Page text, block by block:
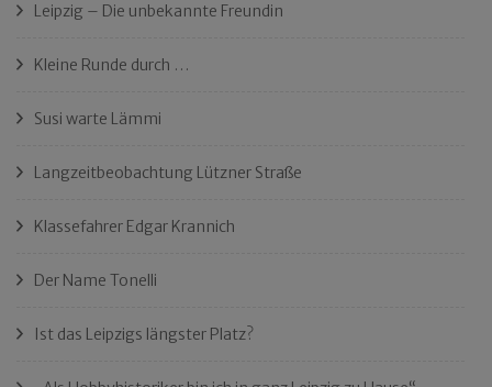
Leipzig – Die unbekannte Freundin
Kleine Runde durch …
Susi warte Lämmi
Langzeitbeobachtung Lützner Straße
Klassefahrer Edgar Krannich
Der Name Tonelli
Ist das Leipzigs längster Platz?